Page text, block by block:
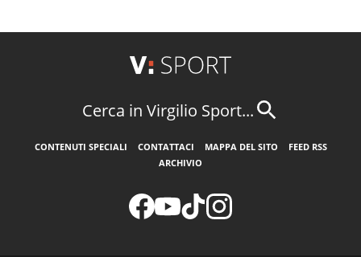
Cerca in Virgilio Sport...
CONTENUTI SPECIALI CONTATTACI MAPPA DEL SITO
FEED RSS
ARCHIVIO